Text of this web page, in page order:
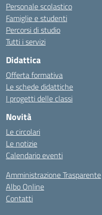
Personale scolastico
Famiglie e studenti
Percorsi di studio
Tutti i servizi
Didattica
Offerta formativa
Le schede didattiche
I progetti delle classi
Novità
Le circolari
Le notizie
Calendario eventi
Amministrazione Trasparente
Albo Online
Contatti